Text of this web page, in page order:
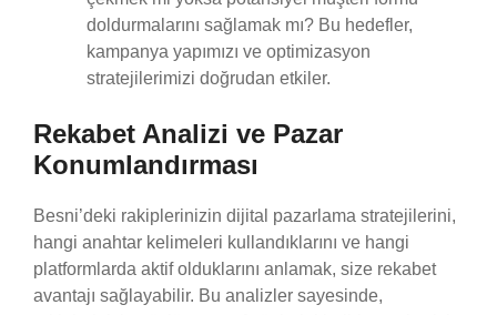
doldurmalarını sağlamak mı? Bu hedefler,
kampanya yapımızı ve optimizasyon
stratejilerimizi doğrudan etkiler.
Rekabet Analizi ve Pazar
Konumlandırması
Besni’deki rakiplerinizin dijital pazarlama stratejilerini,
hangi anahtar kelimeleri kullandıklarını ve hangi
platformlarda aktif olduklarını anlamak, size rekabet
avantajı sağlayabilir. Bu analizler sayesinde,